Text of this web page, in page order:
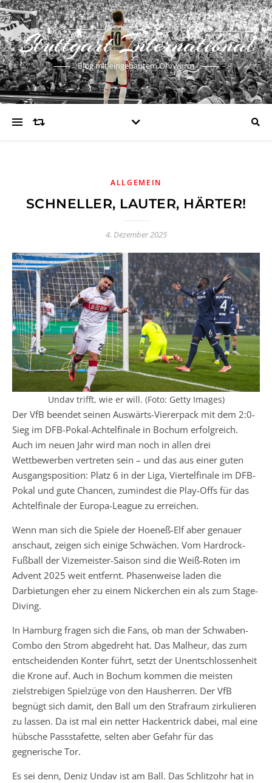
Stuttgart International
Blog mit eingebautem Ohrwurm
ALLGEMEIN
SCHNELLER, LAUTER, HÄRTER!
4. Dezember 2025
Undav trifft, wie er will. (Foto: Getty Images)
Der VfB beendet seinen Auswärts-Viererpack mit dem 2:0-
Sieg im DFB-Pokal-Achtelfinale in Bochum erfolgreich.
Auch im neuen Jahr wird man noch in allen drei
Wettbewerben vertreten sein – und das aus einer guten
Ausgangsposition: Platz 6 in der Liga, Viertelfinale im DFB-
Pokal und gute Chancen, zumindest die Play-Offs für das
Achtelfinale der Europa-League zu erreichen.
Wenn man sich die Spiele der Hoeneß-Elf aber genauer
anschaut, zeigen sich einige Schwächen. Vom Hardrock-
Fußball der Vizemeister-Saison sind die Weiß-Roten im
Advent 2025 weit entfernt. Phasenweise laden die
Darbietungen eher zu einem Nickerchen ein als zum Stage-
Diving.
In Hamburg fragen sich die Fans, ob man der Schwaben-
Combo den Strom abgedreht hat. Das Malheur, das zum
entscheidenden Konter führt, setzt der Unentschlossenheit
die Krone auf. Auch in Bochum kommen die meisten
zielstrebigen Spielzüge von den Hausherren. Der VfB
begnügt sich damit, den Ball um den Strafraum zirkulieren
zu lassen. Da ist mal ein netter Hackentrick dabei, mal eine
hübsche Passstafette, selten aber Gefahr für das
gegnerische Tor.
Es sei denn, Deniz Undav ist am Ball. Das Schlitzohr hat in